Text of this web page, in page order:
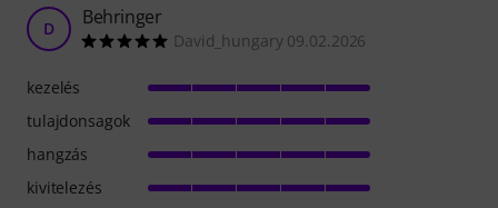
D Behringer
David_hungary 09.02.2026
kezelés
tulajdonsagok
hangzás
kivitelezés